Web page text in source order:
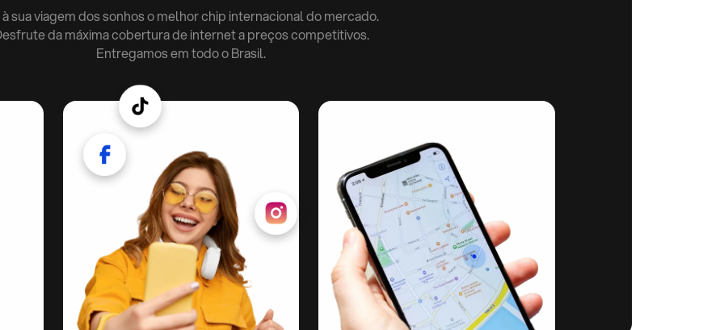
sua viagem dos sonhos o melhor chip internacional do mercado.
da máxima cobertura de internet a preços competitivos.
Entregamos em todo o Brasil.